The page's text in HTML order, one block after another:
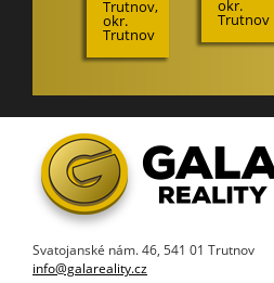
Trutnov,
okr.
Trutnov
okr.
Trutnov
Svatojanské nám. 46, 541 01 Trutnov
info@galareality.cz